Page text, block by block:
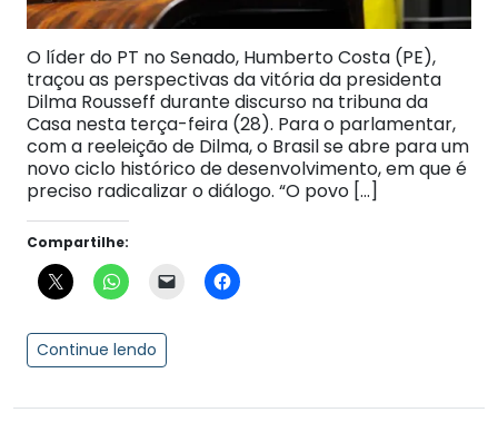
O líder do PT no Senado, Humberto Costa (PE),
traçou as perspectivas da vitória da presidenta
Dilma Rousseff durante discurso na tribuna da
Casa nesta terça-feira (28). Para o parlamentar,
com a reeleição de Dilma, o Brasil se abre para um
novo ciclo histórico de desenvolvimento, em que é
preciso radicalizar o diálogo. “O povo […]
Compartilhe:
Continue lendo